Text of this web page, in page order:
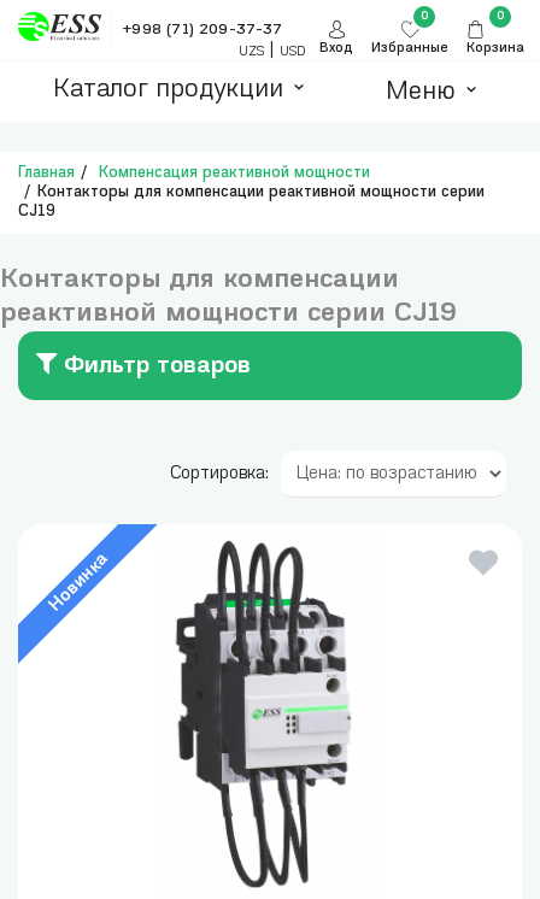
+998 (71) 209-37-37
UZS USD Вход Избранные
0
Корзина
0
Каталог продукции Меню
Главная
Компенсация реактивной мощности
Контакторы для компенсации реактивной мощности серии
CJ19
Контакторы для компенсации
реактивной мощности серии CJ19
Фильтр товаров
Сортировка:
Новинка